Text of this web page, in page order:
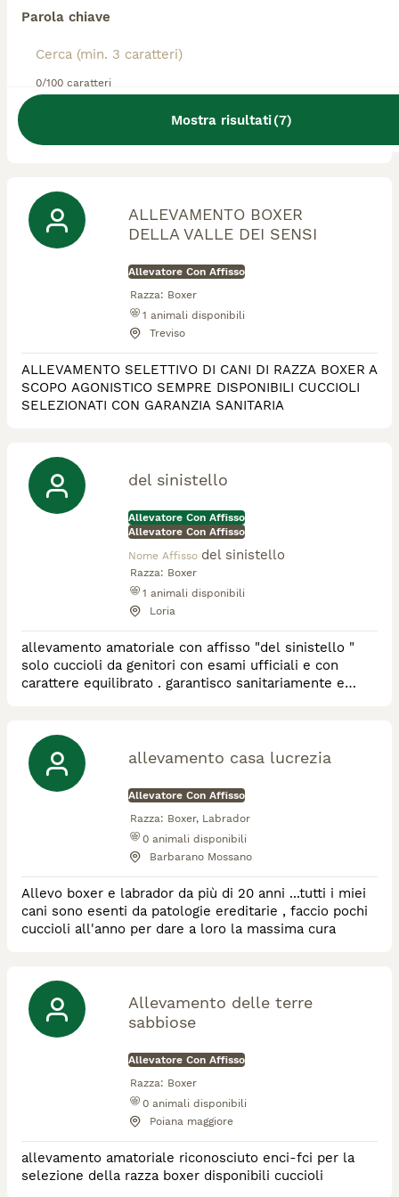
Parola chiave
0/100 caratteri
Mostra risultati(7)
1 animali disponibili
ALLEVAMENTO AMATORIALE DI BRIXIA RICONOSCIUTO
ENCI PER LA SELEZIONE MORFOLOGICA E
CARATTERIALE DEL BOXER.
ALLEVAMENTO BOXER
DELLA VALLE DEI SENSI
Allevatore Con Affisso
Razza: Boxer
1 animali disponibili
Treviso
ALLEVAMENTO SELETTIVO DI CANI DI RAZZA BOXER A
SCOPO AGONISTICO SEMPRE DISPONIBILI CUCCIOLI
SELEZIONATI CON GARANZIA SANITARIA
del sinistello
Allevatore Con Affisso
Allevatore Con Affisso
Nome Affisso del sinistello
Razza: Boxer
1 animali disponibili
Loria
allevamento amatoriale con affisso "del sinistello "
solo cuccioli da genitori con esami ufficiali e con
carattere equilibrato . garantisco sanitariamente e
allevamento casa lucrezia
Allevatore Con Affisso
Razza: Boxer, Labrador
0 animali disponibili
Barbarano Mossano
Allevo boxer e labrador da più di 20 anni ...tutti i miei
cani sono esenti da patologie ereditarie , faccio pochi
cuccioli all'anno per dare a loro la massima cura
Allevamento delle terre
sabbiose
Allevatore Con Affisso
Razza: Boxer
0 animali disponibili
Poiana maggiore
allevamento amatoriale riconosciuto enci-fci per la
selezione della razza boxer disponibili cuccioli